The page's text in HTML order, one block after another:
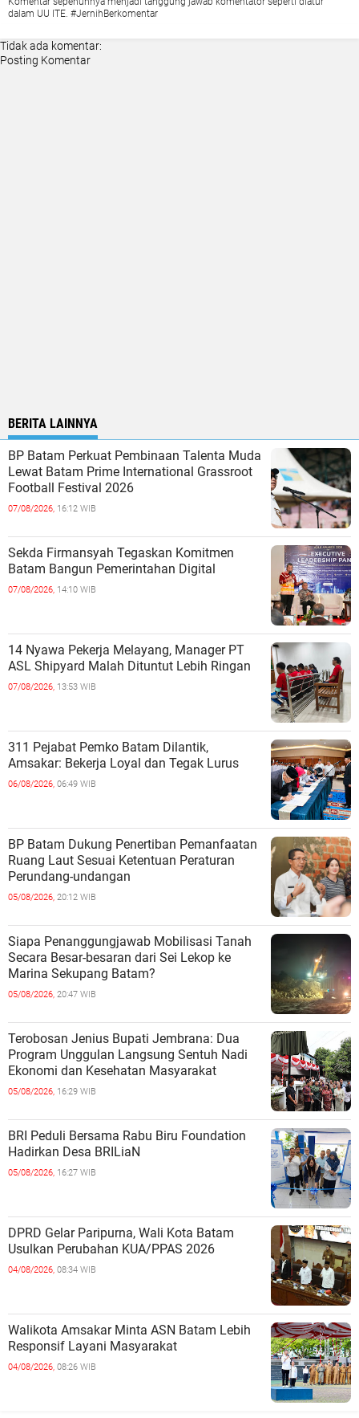
dalam UU ITE. #JernihBerkomentar
Tidak ada komentar:
Posting Komentar
BERITA LAINNYA
BP Batam Perkuat Pembinaan Talenta Muda
Lewat Batam Prime International Grassroot
Football Festival 2026
07/08/2026, 16:12 WIB
Sekda Firmansyah Tegaskan Komitmen
Batam Bangun Pemerintahan Digital
07/08/2026, 14:10 WIB
14 Nyawa Pekerja Melayang, Manager PT
ASL Shipyard Malah Dituntut Lebih Ringan
07/08/2026, 13:53 WIB
311 Pejabat Pemko Batam Dilantik,
Amsakar: Bekerja Loyal dan Tegak Lurus
06/08/2026, 06:49 WIB
BP Batam Dukung Penertiban Pemanfaatan
Ruang Laut Sesuai Ketentuan Peraturan
Perundang-undangan
05/08/2026, 20:12 WIB
Siapa Penanggungjawab Mobilisasi Tanah
Secara Besar-besaran dari Sei Lekop ke
Marina Sekupang Batam?
05/08/2026, 20:47 WIB
Terobosan Jenius Bupati Jembrana: Dua
Program Unggulan Langsung Sentuh Nadi
Ekonomi dan Kesehatan Masyarakat
05/08/2026, 16:29 WIB
BRI Peduli Bersama Rabu Biru Foundation
Hadirkan Desa BRILiaN
05/08/2026, 16:27 WIB
DPRD Gelar Paripurna, Wali Kota Batam
Usulkan Perubahan KUA/PPAS 2026
04/08/2026, 08:34 WIB
Walikota Amsakar Minta ASN Batam Lebih
Responsif Layani Masyarakat
04/08/2026, 08:26 WIB